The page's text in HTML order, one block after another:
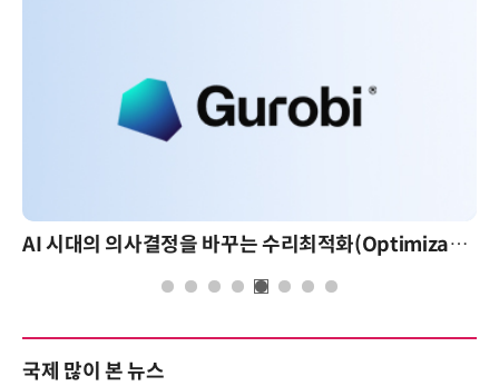
AI 시대의 의사결정을 바꾸는 수리최적화(Optimization): 실제 산업 적용 사례와 활용 전략
국제 많이 본 뉴스